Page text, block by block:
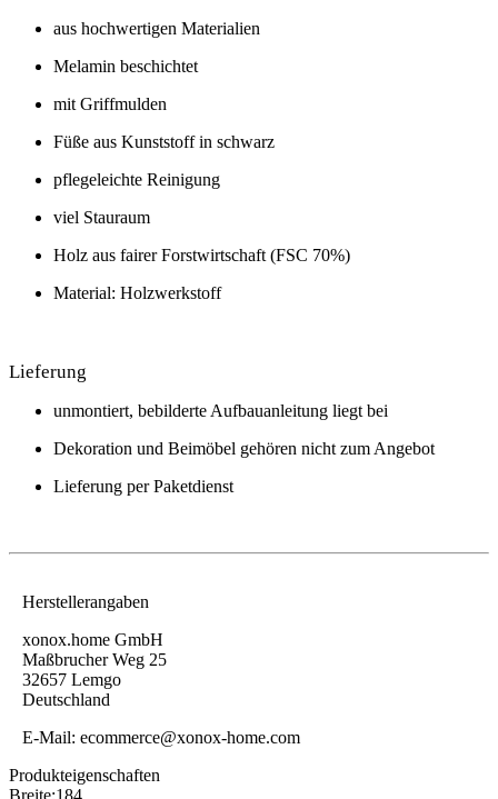
aus hochwertigen Materialien
Melamin beschichtet
mit Griffmulden
Füße aus Kunststoff in schwarz
pflegeleichte Reinigung
viel Stauraum
Holz aus fairer Forstwirtschaft (FSC 70%)
Material: Holzwerkstoff
Lieferung
unmontiert, bebilderte Aufbauanleitung liegt bei
Dekoration und Beimöbel gehören nicht zum Angebot
Lieferung per Paketdienst
Herstellerangaben
xonox.home GmbH
Maßbrucher Weg 25
32657 Lemgo
Deutschland
E-Mail: ecommerce@xonox-home.com
Produkteigenschaften
Breite:184